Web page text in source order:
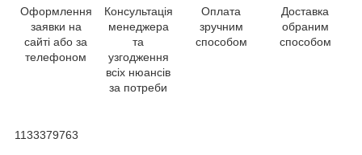
Оформлення
заявки на
сайті або за
телефоном
Консультація
менеджера
та
узгодження
всіх нюансів
за потреби
Оплата
зручним
способом
Доставка
обраним
способом
1133379763